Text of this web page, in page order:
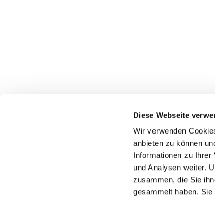
Diese Webseite
Wir verwenden
anbieten zu können
Informationen zu Ihrer
und Analysen weiter.
zusammen, die Sie
gesammelt haben.